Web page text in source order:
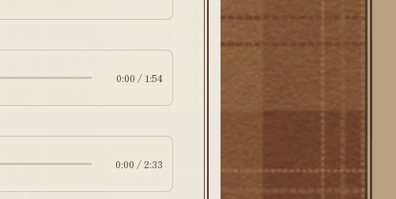
0:00 / 1:54
0:00 / 2:33